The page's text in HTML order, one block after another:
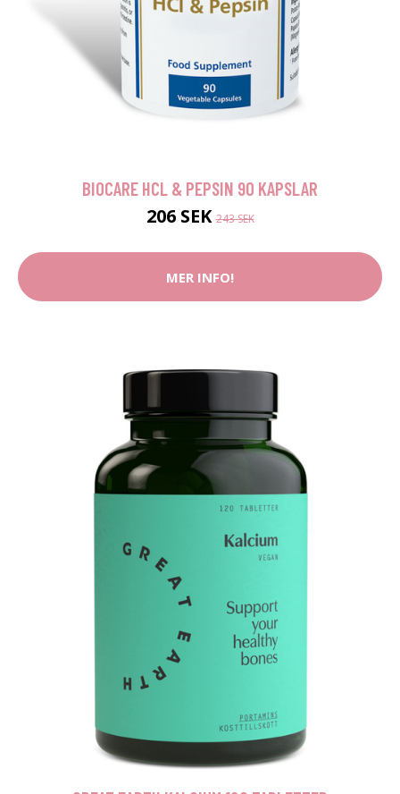
BIOCARE HCL & PEPSIN 90 KAPSLAR
206 SEK243 SEK
MER INFO!